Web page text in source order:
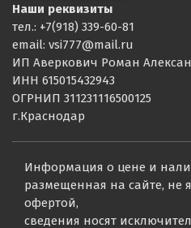
Наши реквизиты
тел.: +7(918) 339-60-81
email: vsi777@mail.ru
ИП Аверкович Роман
ИНН 615015432943
ОГРНИП 311231116500125
г.Краснодар
Информация о цене и
размещенная на сайте, не
офертой,
сведения носят